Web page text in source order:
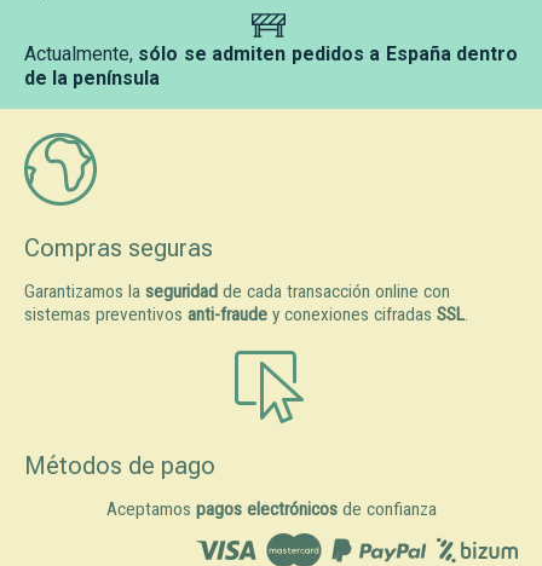
Actualmente, sólo se admiten pedidos a España dentro
de la península
Compras seguras
Garantizamos la seguridad de cada transacción online con
sistemas preventivos anti-fraude y conexiones cifradas SSL.
Métodos de pago
Aceptamos pagos electrónicosde confianza